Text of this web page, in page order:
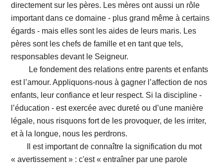
directement sur les pères. Les mères ont aussi un rôle
important dans ce domaine - plus grand même à certains
égards - mais elles sont les aides de leurs maris. Les
pères sont les chefs de famille et en tant que tels,
responsables devant le Seigneur.
Le fondement des relations entre parents et enfants
est l’amour. Appliquons-nous à gagner l’affection de nos
enfants, leur confiance et leur respect. Si la discipline -
l’éducation - est exercée avec dureté ou d’une manière
légale, nous risquons fort de les provoquer, de les irriter,
et à la longue, nous les perdrons.
Il est important de connaître la signification du mot
« avertissement » : c'est « entraîner par une parole